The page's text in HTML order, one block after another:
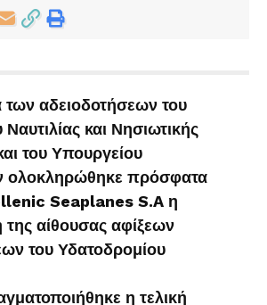
των αδειοδοτήσεων του
και Νησιωτικής
του Υπουργείου
ολοκληρώθηκε πρόσφατα
Seaplanes S.A η
της αίθουσας αφίξεων
του Υδατοδρομίου
η τελική